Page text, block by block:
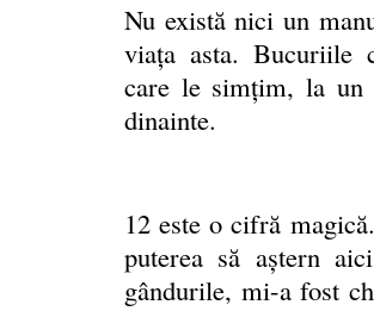
Nu există nici un
viaţa asta. Bucuriile
care le simțim, la un
dinainte.
12 este o cifră
puterea să aştern
gândurile, mi-a fost